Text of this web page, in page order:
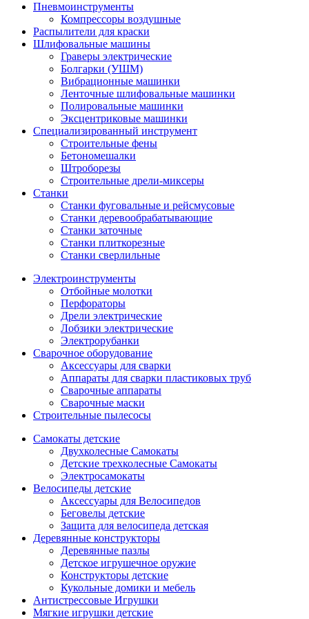
Пневмоинструменты
Компрессоры воздушные
Распылители для краски
Шлифовальные машины
Граверы электрические
Болгарки (УШМ)
Вибрационные машинки
Ленточные шлифовальные машинки
Полировальные машинки
Эксцентриковые машинки
Специализированный инструмент
Строительные фены
Бетономешалки
Штроборезы
Строительные дрели-миксеры
Станки
Станки фуговальные и рейсмусовые
Станки деревообрабатывающие
Станки заточные
Станки плиткорезные
Станки сверлильные
Электроинструменты
Отбойные молотки
Перфораторы
Дрели электрические
Лобзики электрические
Электрорубанки
Сварочное оборудование
Аксессуары для сварки
Аппараты для сварки пластиковых труб
Сварочные аппараты
Сварочные маски
Строительные пылесосы
Самокаты детские
Двухколесные Cамокаты
Детские трехколесные Самокаты
Электросамокаты
Велосипеды детские
Аксессуары для Велосипедов
Беговелы детские
Защита для велосипеда детская
Деревянные конструкторы
Деревянные пазлы
Детское игрушечное оружие
Конструкторы детские
Кукольные домики и мебель
Антистрессовые Игрушки
Мягкие игрушки детские